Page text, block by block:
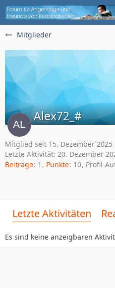
Mitglieder
Alex72_#
Mitglied seit 15. Dezember 2025
Letzte Aktivität: 20. Dezember
Beiträge 1 Punkte 10 Profil-
Letzte Aktivitäten
Es sind keine anzeigbaren